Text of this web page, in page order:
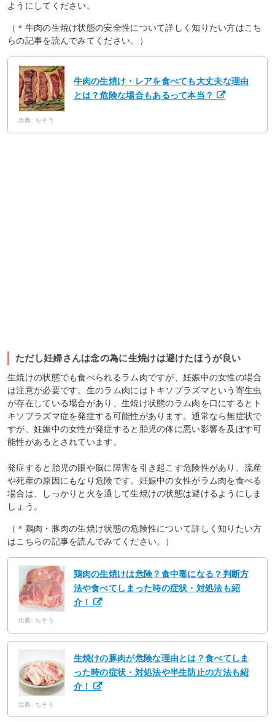
ようにしてください。
（＊牛肉の生焼け状態の安全性について詳しく知りたい方はこち
らの記事を読んでみてください。）
牛肉の生焼け・レアを食べても大丈夫な理由
とは？危険な場合もあるって本当？
出典: ちそう
ただし妊婦さんは念の為に生焼けは避けたほうが良い
生焼けの状態でも食べられるラム肉ですが、妊娠中の女性の場合
は注意が必要です。生のラム肉にはトキソプラズマという寄生虫
が存在している場合があり、生焼け状態のラム肉を口にするとト
キソプラズマ症を発症する可能性があります。通常なら無症状で
すが、妊娠中の女性が発症すると胎児の体に悪い影響を及ぼす可
能性があるとされています。
発症すると胎児の眼や脳に障害を引き起こす危険性があり、流産
や死産の原因にもなり危険です。妊娠中の女性がラム肉を食べる
場合は、しっかりと火を通して生焼けの状態は避けるようにしま
しょう。
（＊鶏肉・豚肉の生焼け状態の危険性について詳しく知りたい方
はこちらの記事を読んでみてください。）
鶏肉の生焼けは危険？食中毒になる？判断方
法や食べてしまった時の症状・対処法も紹
介！
出典: ちそう
生焼けの豚肉が危険な理由とは？食べてしま
った時の症状・対処法や半生防止の方法も紹
介！
出典: ちそう